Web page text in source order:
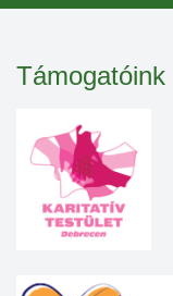
Támogatóink